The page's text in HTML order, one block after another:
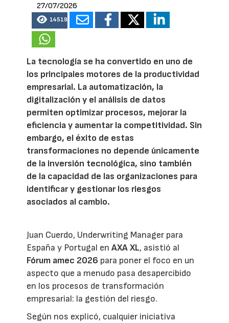
27/07/2026
14519
La tecnología se ha convertido en uno de
los principales motores de la productividad
empresarial. La automatización, la
digitalización y el análisis de datos
permiten optimizar procesos, mejorar la
eficiencia y aumentar la competitividad. Sin
embargo, el éxito de estas
transformaciones no depende únicamente
de la inversión tecnológica, sino también
de la capacidad de las organizaciones para
identificar y gestionar los riesgos
asociados al cambio.
Juan Cuerdo, Underwriting Manager para
España y Portugal enAXA XL, asistió al
Fórum amec 2026 para poner el foco en un
aspecto que a menudo pasa desapercibido
en los procesos de transformación
empresarial: la gestión del riesgo.
Según nos explicó, cualquier iniciativa